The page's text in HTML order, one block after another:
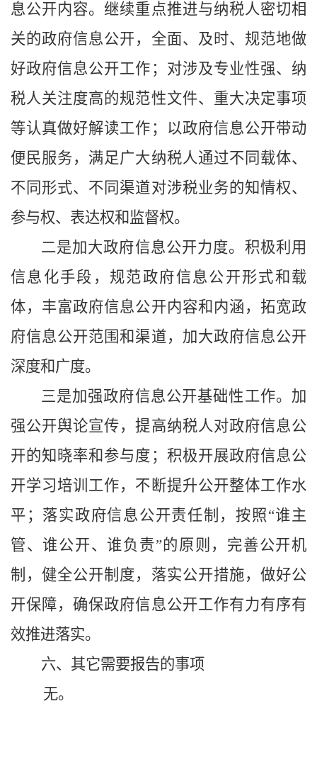
息公开内容。继续重点推进与纳税人密切相
关的政府信息公开，全面、及时、规范地做
好政府信息公开工作；对涉及专业性强、纳
税人关注度高的规范性文件、重大决定事项
等认真做好解读工作；以政府信息公开带动
便民服务，满足广大纳税人通过不同载体、
不同形式、不同渠道对涉税业务的知情权、
参与权、表达权和监督权。
二是加大政府信息公开力度。积极利用
信息化手段，规范政府信息公开形式和载
体，丰富政府信息公开内容和内涵，拓宽政
府信息公开范围和渠道，加大政府信息公开
深度和广度。
三是加强政府信息公开基础性工作。加
强公开舆论宣传，提高纳税人对政府信息公
开的知晓率和参与度；积极开展政府信息公
开学习培训工作，不断提升公开整体工作水
平；落实政府信息公开责任制，按照“谁主
管、谁公开、谁负责”的原则，完善公开机
制，健全公开制度，落实公开措施，做好公
开保障，确保政府信息公开工作有力有序有
效推进落实。
六、其它需要报告的事项
无。